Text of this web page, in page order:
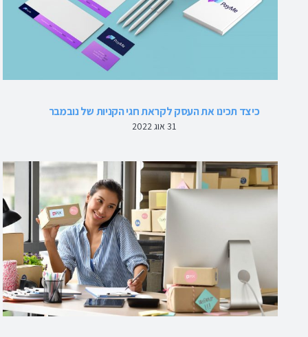
כיצד תכינו את העסק לקראת חגי הקניות של נובמבר
31 אוג 2022